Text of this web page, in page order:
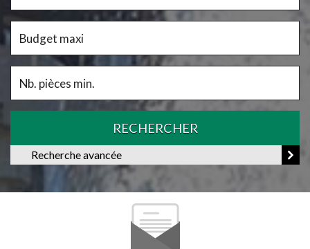
RECHERCHER
Recherche avancée